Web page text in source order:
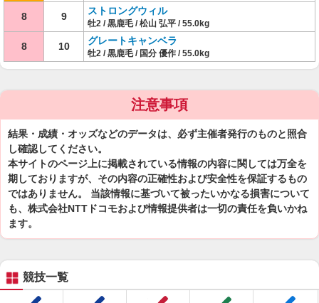
8 9 ストロングウィル
牡2 / 黒鹿毛 / 松山 弘平 / 55.0kg
8 10 グレートキャンベラ
牡2 / 黒鹿毛 / 国分 優作 / 55.0kg
注意事項
結果・成績・オッズなどのデータは、必ず主催者発行のものと照合
し確認してください。
本サイトのページ上に掲載されている情報の内容に関しては万全を
期しておりますが、その内容の正確性および安全性を保証するもの
ではありません。 当該情報に基づいて被ったいかなる損害について
も、株式会社NTTドコモおよび情報提供者は一切の責任を負いかね
ます。
競技一覧